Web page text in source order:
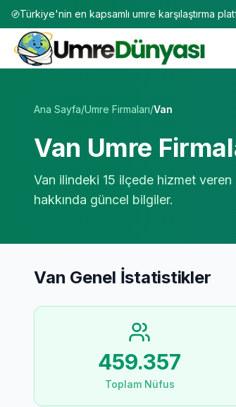
Türkiye'nin en kapsamlı umre karşılaştırma
Ana Sayfa/Umre Firmaları/Van
Van Umre
Van ilindeki 15 ilçede hizmet veren
hakkında güncel bilgiler.
Van Genel İstatistikler
459.357
Toplam Nüfus